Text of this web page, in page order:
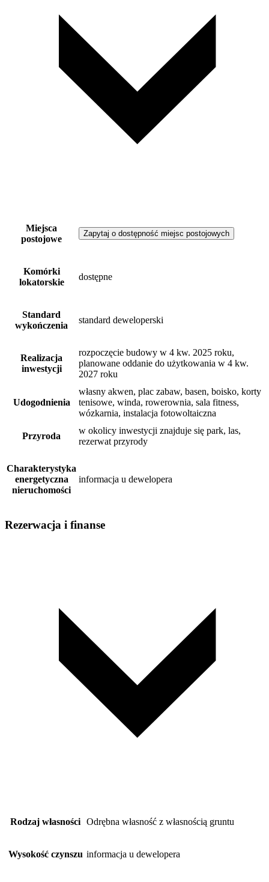
Miejsca
postojowe
Zapytaj o dostępność miejsc postojowych
Komórki
lokatorskie
dostępne
Standard
wykończenia
standard deweloperski
Realizacja
inwestycji
rozpoczęcie budowy w 4 kw. 2025 roku,
planowane oddanie do użytkowania w 4 kw.
2027 roku
Udogodnienia
własny akwen, plac zabaw, basen, boisko, korty
tenisowe, winda, rowerownia, sala fitness,
wózkarnia, instalacja fotowoltaiczna
Przyroda
w okolicy inwestycji znajduje się park, las,
rezerwat przyrody
Charakterystyka
energetyczna
nieruchomości
informacja u dewelopera
Rezerwacja i finanse
Rodzaj własności Odrębna własność z własnością gruntu
Wysokość czynszu informacja u dewelopera